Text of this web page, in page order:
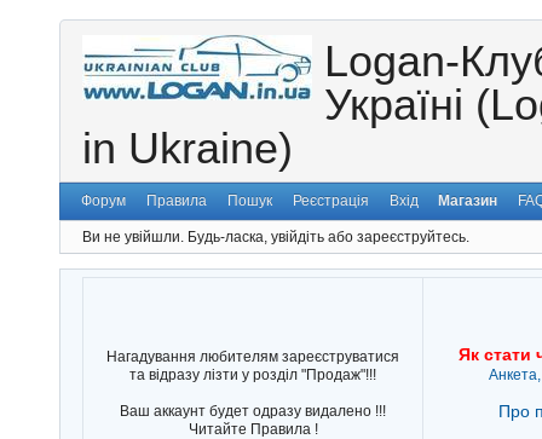
Logan-
Україні
in Ukraine)
Форум Правила Пошук Реєстрація Вхід Магазин
Ви не увійшли. Будь-ласка, увійдіть або зареєструйтесь.
Нагадування любителям зареєструватися
та відразу лізти у розділ "Продаж"!!!
Ваш аккаунт будет одразу видалено !!!
Читайте Правила !
Як стати
Про